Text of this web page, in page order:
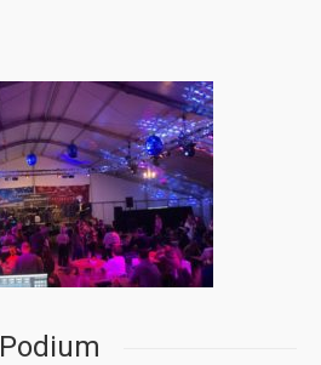
Podium